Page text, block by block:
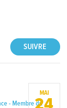
SUIVRE
- Membre du
MAI